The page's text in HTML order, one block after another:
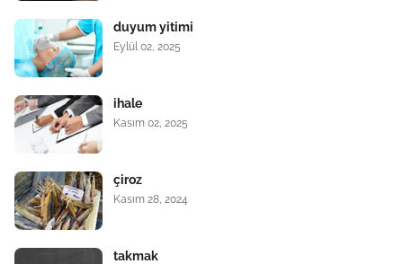
duyum yitimi
Eylül 02, 2025
ihale
Kasım 02, 2025
çiroz
Kasım 28, 2024
takmak